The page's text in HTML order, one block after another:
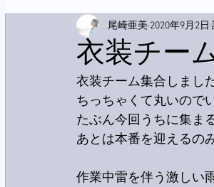
衣装チー
尾崎亜美 2020年9月2日
衣装チーム集合しました
ちっちゃくて丸いので
たぶん今回うちに集ま
あとは本番を迎えるの
作業中雷を伴う激しい